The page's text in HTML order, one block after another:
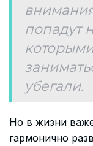
попадут
убегали.
Но в жизни
гармонично